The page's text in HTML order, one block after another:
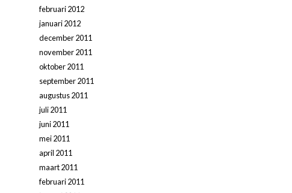
februari 2012
januari 2012
december 2011
november 2011
oktober 2011
september 2011
augustus 2011
juli 2011
juni 2011
mei 2011
april 2011
maart 2011
februari 2011